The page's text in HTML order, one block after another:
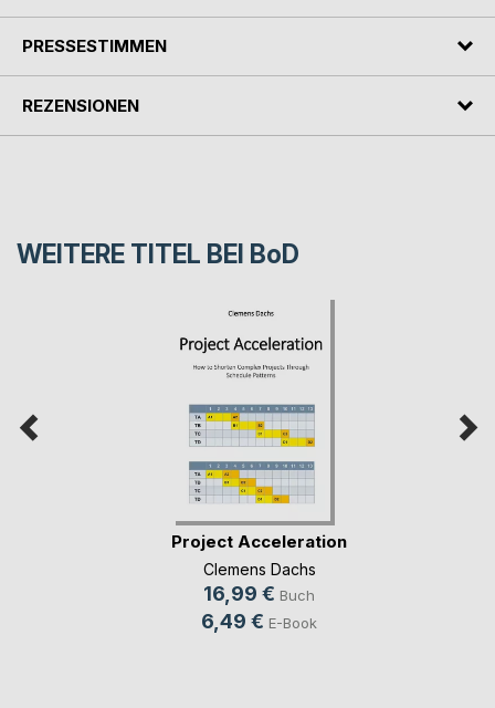
PRESSESTIMMEN
REZENSIONEN
WEITERE TITEL BEI BoD
Project Acceleration
Clemens Dachs
16,99 € Buch
6,49 € E-Book